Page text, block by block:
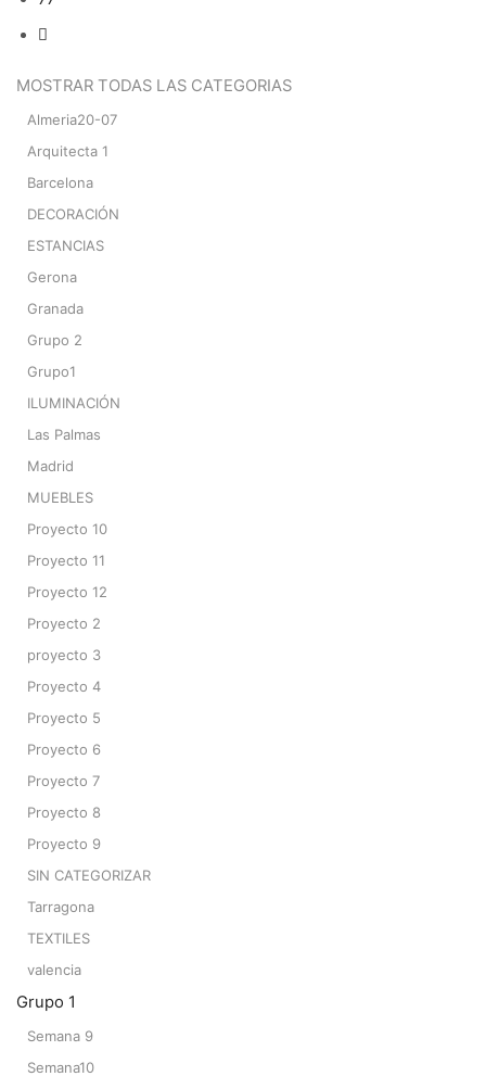
MOSTRAR TODAS LAS CATEGORIAS
Almeria20-07
Arquitecta 1
Barcelona
DECORACIÓN
ESTANCIAS
Gerona
Granada
Grupo 2
Grupo1
ILUMINACIÓN
Las Palmas
Madrid
MUEBLES
Proyecto 10
Proyecto 11
Proyecto 12
Proyecto 2
proyecto 3
Proyecto 4
Proyecto 5
Proyecto 6
Proyecto 7
Proyecto 8
Proyecto 9
SIN CATEGORIZAR
Tarragona
TEXTILES
valencia
Grupo 1
Semana 9
Semana10